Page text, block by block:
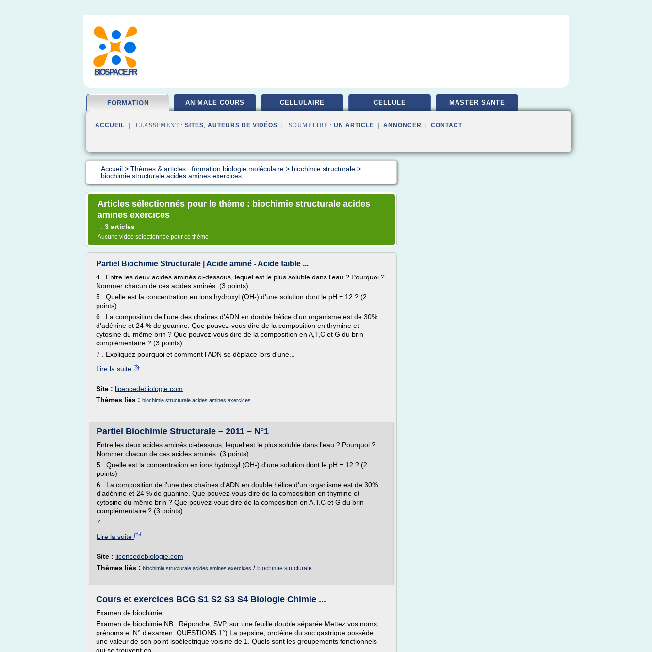
BIOSPACE.FR
FORMATION ANIMALE COURS CELLULAIRE CELLULE MASTER SANTE
ACCUEIL | CLASSEMENT : SITES, AUTEURS DE VIDÉOS | SOUMETTRE : UN ARTICLE ANNONCER CONTACT
Accueil > Thèmes & articles : formation biologie moléculaire > biochimie structurale >
biochimie structurale acides amines exercices
Articles sélectionnés pour le thème : biochimie structurale acides
amines exercices
→ 3 articles
Aucune vidéo sélectionnée pour ce thème
Partiel Biochimie Structurale | Acide aminé - Acide faible ...
4 . Entre les deux acides aminés ci-dessous, lequel est le plus soluble dans l'eau ? Pourquoi ?
Nommer chacun de ces acides aminés. (3 points)
5 . Quelle est la concentration en ions hydroxyl (OH-) d'une solution dont le pH = 12 ? (2
points)
6 . La composition de l'une des chaînes d'ADN en double hélice d'un organisme est de 30%
d'adénine et 24 % de guanine. Que pouvez-vous dire de la composition en thymine et
cytosine du même brin ? Que pouvez-vous dire de la composition en A,T,C et G du brin
complémentaire ? (3 points)
7 . Expliquez pourquoi et comment l'ADN se déplace lors d'une...
Lire la suite
Site : licencedebiologie.com
Thèmes liés : biochimie structurale acides amines exercices
Partiel Biochimie Structurale – 2011 – N°1
Entre les deux acides aminés ci-dessous, lequel est le plus soluble dans l'eau ? Pourquoi ?
Nommer chacun de ces acides aminés. (3 points)
5 . Quelle est la concentration en ions hydroxyl (OH-) d'une solution dont le pH = 12 ? (2
points)
6 . La composition de l'une des chaînes d'ADN en double hélice d'un organisme est de 30%
d'adénine et 24 % de guanine. Que pouvez-vous dire de la composition en thymine et
cytosine du même brin ? Que pouvez-vous dire de la composition en A,T,C et G du brin
complémentaire ? (3 points)
7 ....
Lire la suite
Site : licencedebiologie.com
Thèmes liés : biochimie structurale acides amines exercices / biochimie structurale
Cours et exercices BCG S1 S2 S3 S4 Biologie Chimie ...
Examen de biochimie
Examen de biochimie NB : Répondre, SVP, sur une feuille double séparée Mettez vos noms,
prénoms et N° d'examen. QUESTIONS 1°) La pepsine, protéine du suc gastrique possède
une valeur de son point isoélectrique voisine de 1. Quels sont les groupements fonctionnels
qui se trouvent en ...